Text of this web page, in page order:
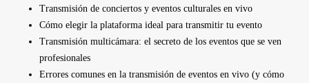
Transmisión de conciertos y eventos culturales en vivo
Cómo elegir la plataforma ideal para transmitir tu evento
Transmisión multicámara: el secreto de los eventos que se ven
profesionales
Errores comunes en la transmisión de eventos en vivo (y cómo